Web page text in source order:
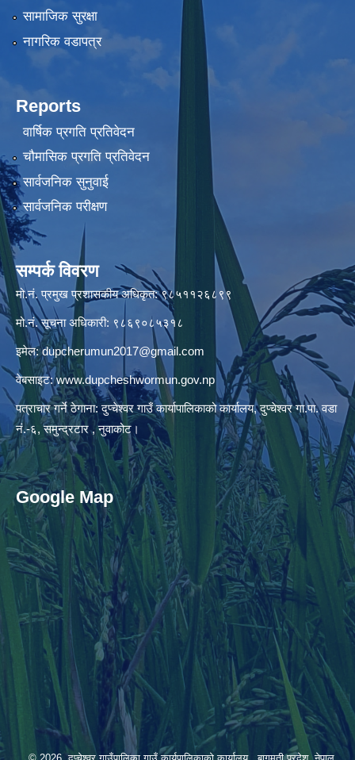
सामाजिक सुरक्षा
नागरिक वडापत्र
Reports
वार्षिक प्रगति प्रतिवेदन
चौमासिक प्रगति प्रतिवेदन
सार्वजनिक सुनुवाई
सार्वजनिक परीक्षण
सम्पर्क विवरण
मो.नं. प्रमुख प्रशासकीय अधिकृत: ९८५११२६८९९
मो.नं. सूचना अधिकारी: ९८६९०८५३१८
इमेल:dupcherumun2017@gmail.com
वेबसाइट:www.dupcheshwormun.gov.np
पत्राचार गर्ने ठेगाना: दुप्चेश्वर गाउँ कार्यापालिकाको कार्यालय, दुप्चेश्वर गा.पा. वडा
नं.-६, समुन्द्रटार , नुवाकोट।
Google Map